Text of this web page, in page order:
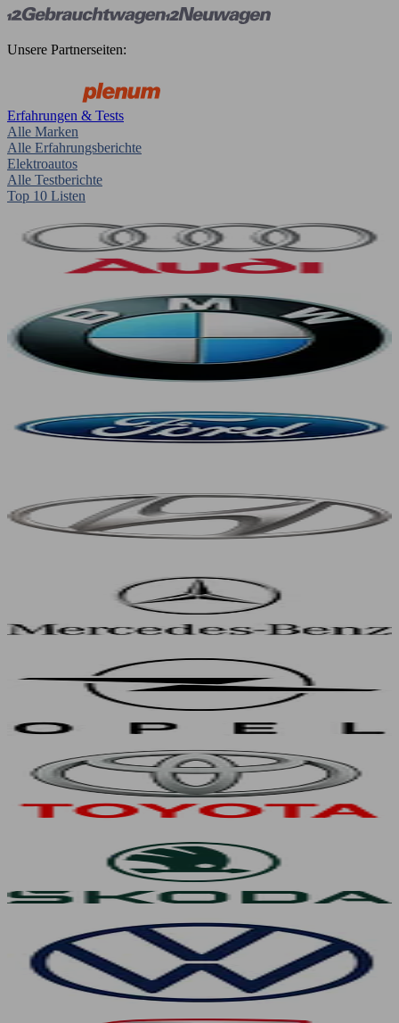
Unsere Partnerseiten:
Erfahrungen & Tests
Alle Marken
Alle Erfahrungsberichte
Elektroautos
Alle Testberichte
Top 10 Listen